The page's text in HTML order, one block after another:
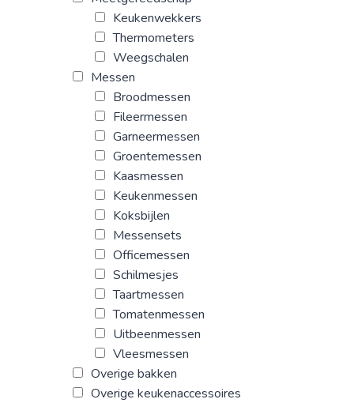
Keukenwekkers
Thermometers
Weegschalen
Messen
Broodmessen
Fileermessen
Garneermessen
Groentemessen
Kaasmessen
Keukenmessen
Koksbijlen
Messensets
Officemessen
Schilmesjes
Taartmessen
Tomatenmessen
Uitbeenmessen
Vleesmessen
Overige bakken
Overige keukenaccessoires